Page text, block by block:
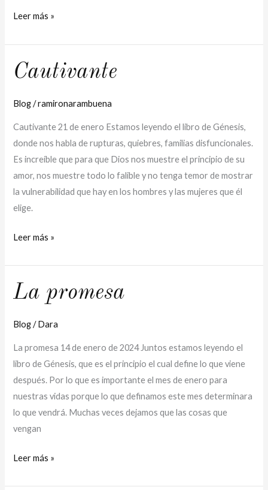
Leer más »
Cautivante
Blog/ramironarambuena
Cautivante 21 de enero Estamos leyendo el libro de Génesis,
donde nos habla de rupturas, quiebres, familias disfuncionales.
Es increíble que para que Dios nos muestre el principio de su
amor, nos muestre todo lo falible y no tenga temor de mostrar
la vulnerabilidad que hay en los hombres y las mujeres que él
elige.
Cautivante
Leer más »
La promesa
Blog/Dara
La promesa 14 de enero de 2024 Juntos estamos leyendo el
libro de Génesis, que es el principio el cual define lo que viene
después. Por lo que es importante el mes de enero para
nuestras vidas porque lo que definamos este mes determinara
lo que vendrá. Muchas veces dejamos que las cosas que
vengan
La
promesa
Leer más »